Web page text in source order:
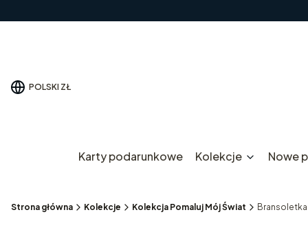
POLSKI ZŁ
Karty podarunkowe Kolekcje Nowe
Strona główna Kolekcje Kolekcja Pomaluj Mój Świat Bransoletka